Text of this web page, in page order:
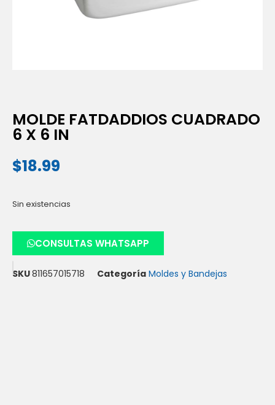
MOLDE FATDADDIOS CUADRADO
6 X 6 IN
$18.99
Sin existencias
CONSULTAS WHATSAPP
SKU811657015718 Categoría Moldes y Bandejas